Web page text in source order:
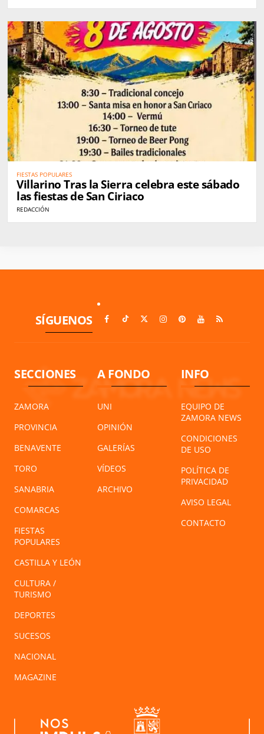
FIESTAS POPULARES
Villarino Tras la Sierra celebra este sábado
las fiestas de San Ciriaco
REDACCIÓN
SÍGUENOS
SECCIONES
ZAMORA
PROVINCIA
BENAVENTE
TORO
SANABRIA
COMARCAS
FIESTAS
POPULARES
CASTILLA Y LEÓN
CULTURA /
TURISMO
DEPORTES
SUCESOS
NACIONAL
MAGAZINE
A FONDO
UNI
OPINIÓN
GALERÍAS
VÍDEOS
ARCHIVO
INFO
EQUIPO DE
ZAMORA NEWS
CONDICIONES
DE USO
POLÍTICA DE
PRIVACIDAD
AVISO LEGAL
CONTACTO